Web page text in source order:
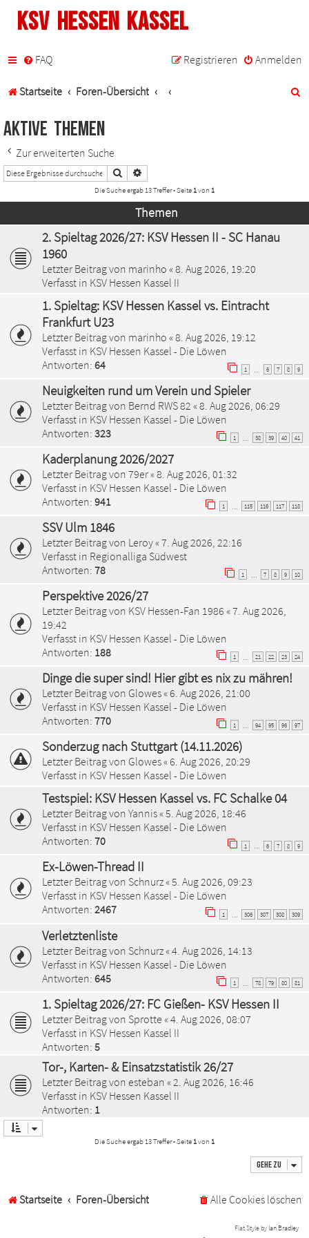
KSV Hessen Kassel
FAQ Anmelden
Registrieren
Startseite Foren-Übersicht
Aktive Themen
Zur erweiterten Suche
Suche
Die Suche ergab 13 Treffer • Seite 1von 1
Themen
2. Spieltag 2026/27: KSV Hessen II - SC Hanau
1960
Letzter Beitrag von marinho «8. Aug 2026, 19:20
Verfasst in KSV Hessen Kassel II
1. Spieltag: KSV Hessen Kassel vs. Eintracht
Frankfurt U23
Letzter Beitrag von marinho «8. Aug 2026, 19:12
Verfasst in KSV Hessen Kassel - Die Löwen
Antworten: 64 1 6 7 8 9
Neuigkeiten rund um Verein und Spieler
Letzter Beitrag von Bernd RWS 82 «8. Aug 2026, 06:29
Verfasst in KSV Hessen Kassel - Die Löwen
Antworten: 323 1 38 39 40 41
Kaderplanung 2026/2027
Letzter Beitrag von 79er«8. Aug 2026, 01:32
Verfasst in KSV Hessen Kassel - Die Löwen
Antworten: 941 1 115 116 117 118
SSV Ulm 1846
Letzter Beitrag von Leroy«7. Aug 2026, 22:16
Verfasst in Regionalliga Südwest
Antworten: 78 1 7 8 9 10
Perspektive 2026/27
Letzter Beitrag von KSV Hessen-Fan 1986 «7. Aug 2026,
19:42
Verfasst in KSV Hessen Kassel - Die Löwen
Antworten: 188 1 … 21 22 23 24
Dinge die super sind! Hier gibt es nix zu mähren!
Letzter Beitrag von Glowes«6. Aug 2026, 21:00
Verfasst in KSV Hessen Kassel - Die Löwen
Antworten: 770 1 … 94 95 96 97
Sonderzug nach Stuttgart (14.11.2026)
Letzter Beitrag von Glowes«6. Aug 2026, 20:29
Verfasst in KSV Hessen Kassel - Die Löwen
Testspiel: KSV Hessen Kassel vs. FC Schalke 04
Letzter Beitrag von Yannis«5. Aug 2026, 18:46
Verfasst in KSV Hessen Kassel - Die Löwen
Antworten: 70 1 … 6 7 8 9
Ex-Löwen-Thread II
Letzter Beitrag von Schnurz«5. Aug 2026, 09:23
Verfasst in KSV Hessen Kassel - Die Löwen
Antworten: 2467 1 306 307 308 309
Verletztenliste
Letzter Beitrag von Schnurz«4. Aug 2026, 14:13
Verfasst in KSV Hessen Kassel - Die Löwen
Antworten: 645 1 78 79 80 81
1. Spieltag 2026/27: FC Gießen- KSV Hessen II
Letzter Beitrag von Sprotte «4. Aug 2026, 08:07
Verfasst in KSV Hessen Kassel II
Antworten: 5
Tor-, Karten- & Einsatzstatistik 26/27
Letzter Beitrag von esteban « 2. Aug 2026, 16:46
Verfasst in KSV Hessen Kassel II
Antworten: 1
Die Suche ergab 13 Treffer • Seite 1von 1
Gehe zu
Startseite Foren-Übersicht Alle Cookies löschen
Flat Style by Ian Bradley